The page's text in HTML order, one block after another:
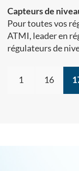
Capteurs de
Pour toutes vos
ATMI, leader en
régulateurs de
1 16